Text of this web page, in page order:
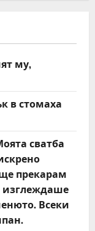
му,
в стомаха
сватба
прекарам
изглеждаше
Всеки